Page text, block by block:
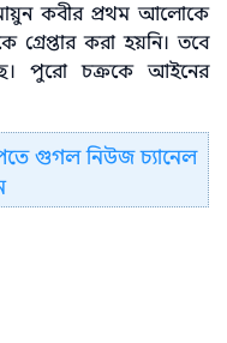
কবীর প্রথম আলোকে
করা হয়নি। তবে
পুরো চক্রকে আইনের
গুগল নিউজ চ্যানেল